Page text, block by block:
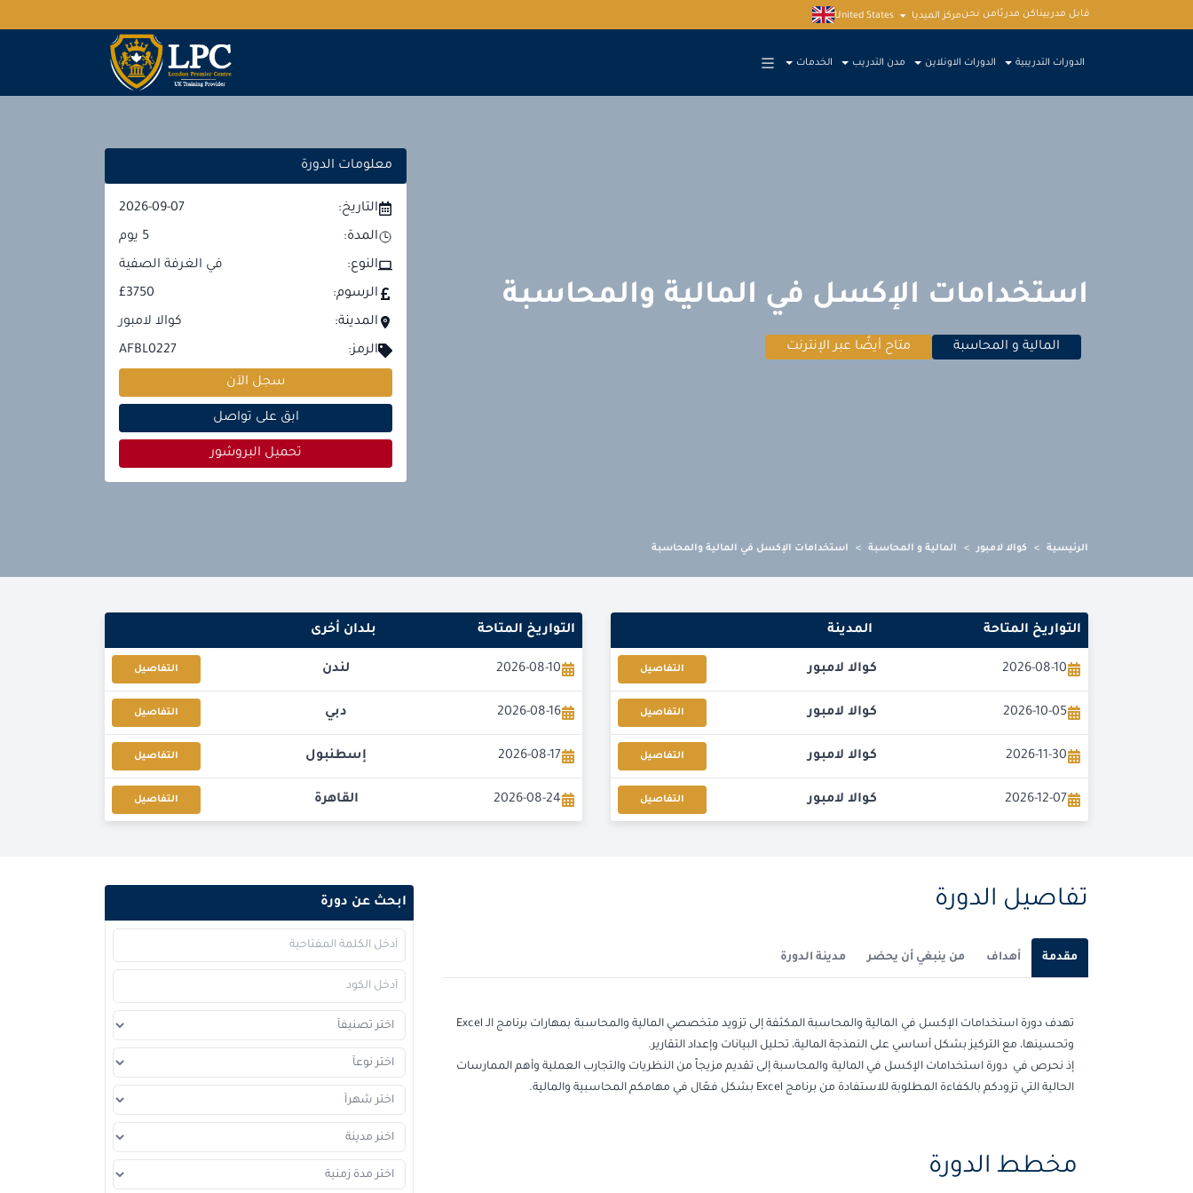
قابل مدربيناكن مدربًامن نحنمركز الميديا United States
الخدمات مدن التدريب الدورات الاونلاين الدورات التدريبية
استخدامات الإكسل في المالية والمحاسبة
المالية و المحاسبة متاح أيضًا عبر الإنترنت
معلومات الدورة
التاريخ:
2026-09-07
المدة:
5 يوم
النوع:
في الغرفة الصفية
الرسوم:
£3750
المدينة:
كوالا لامبور
الرمز:
AFBL0227
سجل الآن
ابق على تواصل
تحميل البروشور
الرئيسية > كوالا لامبور > المالية و المحاسبة > استخدامات الإكسل في المالية والمحاسبة
التواريخ المتاحة المدينة
2026-08-10 كوالا لامبور التفاصيل
2026-10-05 كوالا لامبور التفاصيل
2026-11-30 كوالا لامبور التفاصيل
2026-12-07 كوالا لامبور التفاصيل
التواريخ المتاحة بلدان أخرى
2026-08-10 لندن التفاصيل
2026-08-16 دبي التفاصيل
2026-08-17 إسطنبول التفاصيل
2026-08-24 القاهرة التفاصيل
امستردام التفاصيل
دبي التفاصيل
إسطنبول التفاصيل
2026-09-14 برشلونة
2026-09-21 باريس
امستردام
تفاصيل الدورة
مقدمة أهداف من ينبغي أن يحضر مدينة الدورة
تهدف دورة استخدامات الإكسل في المالية والمحاسبة المكثفة إلى تزويد متخصصي المالية والمحاسبة بمهارات برنامج الـ Excel
وتحسينها، مع التركيز بشكل أساسي على النمذجة المالية، تحليل البيانات وإعداد التقارير.
إذ نحرص في دورة استخدامات الإكسل في المالية والمحاسبة إلى تقديم مزيجاً من النظريات والتجارب العملية وأهم الممارسات
الحالية التي تزودكم بالكفاءة المطلوبة للاستفادة من برنامج Excel بشكل فعّال في مهامكم المحاسبية والمالية.
مخطط الدورة
ابحث عن دورة